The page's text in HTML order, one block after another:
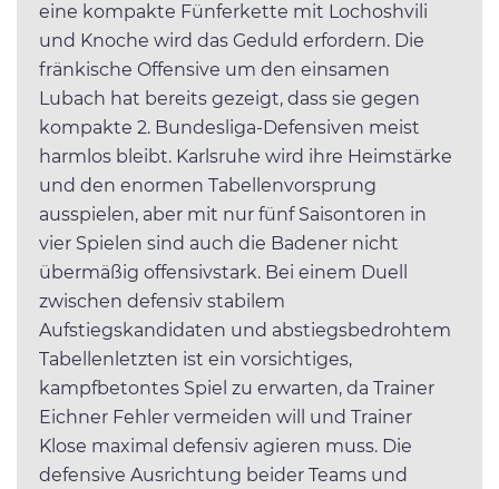
eine kompakte Fünferkette mit Lochoshvili
und Knoche wird das Geduld erfordern. Die
fränkische Offensive um den einsamen
Lubach hat bereits gezeigt, dass sie gegen
kompakte 2. Bundesliga-Defensiven meist
harmlos bleibt. Karlsruhe wird ihre Heimstärke
und den enormen Tabellenvorsprung
ausspielen, aber mit nur fünf Saisontoren in
vier Spielen sind auch die Badener nicht
übermäßig offensivstark. Bei einem Duell
zwischen defensiv stabilem
Aufstiegskandidaten und abstiegsbedrohtem
Tabellenletzten ist ein vorsichtiges,
kampfbetontes Spiel zu erwarten, da Trainer
Eichner Fehler vermeiden will und Trainer
Klose maximal defensiv agieren muss. Die
defensive Ausrichtung beider Teams und